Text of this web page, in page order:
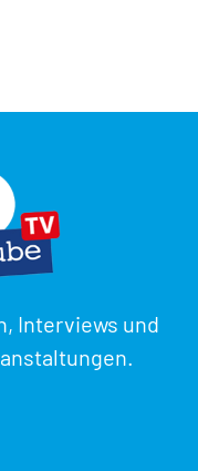
Interviews und